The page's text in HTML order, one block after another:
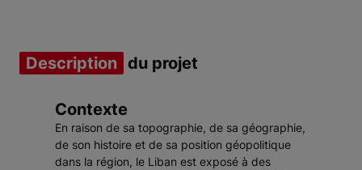
Description du projet
Contexte
En raison de sa topographie, de sa géographie,
de son histoire et de sa position géopolitique
dans la région, le Liban est exposé à des